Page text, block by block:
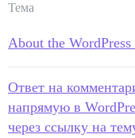
Тема
About the WordPress
Ответ на
напрямую в
через ссылку на